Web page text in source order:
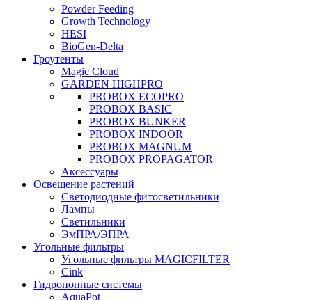
Powder Feeding
Growth Technology
HESI
BioGen-Delta
Гроутенты
Magic Cloud
GARDEN HIGHPRO
PROBOX ECOPRO
PROBOX BASIC
PROBOX BUNKER
PROBOX INDOOR
PROBOX MAGNUM
PROBOX PROPAGATOR
Аксессуары
Освещение растений
Светодиодные фитосветильники
Лампы
Светильники
ЭмПРА/ЭПРА
Угольные фильтры
Угольные фильтры MAGICFILTER
Cink
Гидропонные системы
AquaPot